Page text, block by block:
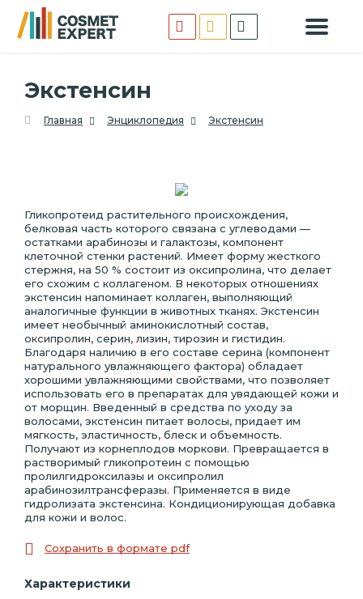
Экстенсин
Главная Энциклопедия Экстенсин
Гликопротеид растительного происхождения,
белковая часть которого связана с углеводами —
остатками арабинозы и галактозы, компонент
клеточной стенки растений. Имеет форму жесткого
стержня, на 50 % состоит из оксипролина, что делает
его схожим с коллагеном. В некоторых отношениях
экстенсин напоминает коллаген, выполняющий
аналогичные функции в животных тканях. Экстенсин
имеет необычный аминокислотный состав,
оксипролин, серин, лизин, тирозин и гистидин.
Благодаря наличию в его составе серина (компонент
натурального увлажняющего фактора) обладает
хорошими увлажняющими свойствами, что позволяет
использовать его в препаратах для увядающей кожи и
от морщин. Введенный в средства по уходу за
волосами, экстенсин питает волосы, придает им
мягкость, эластичность, блеск и объемность.
Получают из корнеплодов моркови. Превращается в
растворимый гликопротеин с помощью
пролилгидроксилазы и оксипролил
арабинозилтрансферазы. Применяется в виде
гидролизата экстенсина. Кондиционирующая добавка
для кожи и волос.
Сохранить в формате pdf
Характеристики